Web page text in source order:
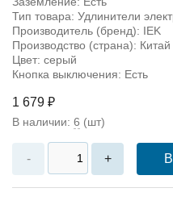
Тип товара: Удлинители
Производитель (бренд): IEK
Производство (страна): Китай
Цвет: серый
Кнопка выключения: Есть
1 679 ₽
В наличии: 6 (шт)
- +